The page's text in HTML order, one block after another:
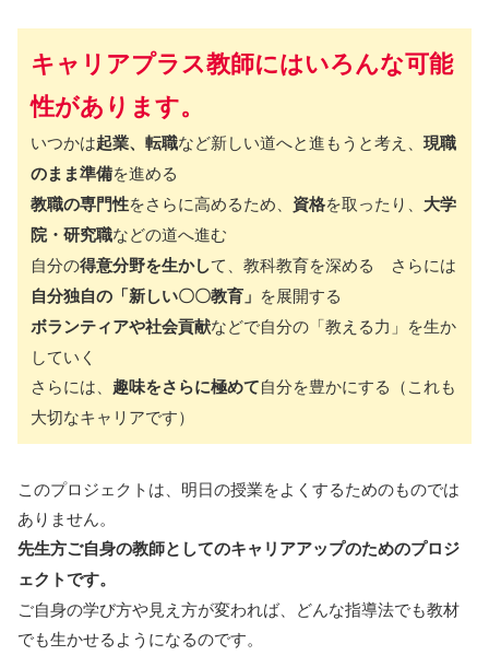
キャリアプラス教師にはいろんな可能
性があります。
いつかは起業、転職など新しい道へと進もうと考え、 現職
のまま準備を進める
教職の専門性をさらに高めるため、 資格を取ったり、 大学
院・研究職などの道へ進む
自分の得意分野を生かして、教科教育を深める さらには
自分独自の「新しい〇〇教育」 を展開する
ボランティアや社会貢献などで自分の「教える力」を生か
していく
さらには、 趣味をさらに極めて自分を豊かにする（これも
大切なキャリアです）
このプロジェクトは、明日の授業をよくするためのものでは
ありません。
先生方ご自身の教師としてのキャリアアップのためのプロジ
ェクトです。
ご自身の学び方や見え方が変われば、どんな指導法でも教材
でも生かせるようになるのです。